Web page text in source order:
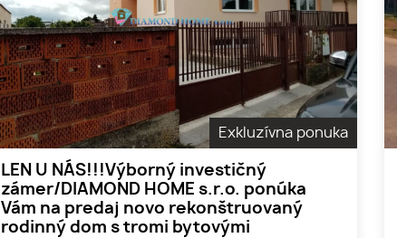
Exkluzívna ponuka
LEN U NÁS!!!Výborný investičný
zámer/DIAMOND HOME s.r.o. ponúka
Vám na predaj novo rekonštruovaný
rodinný dom s tromi bytovými